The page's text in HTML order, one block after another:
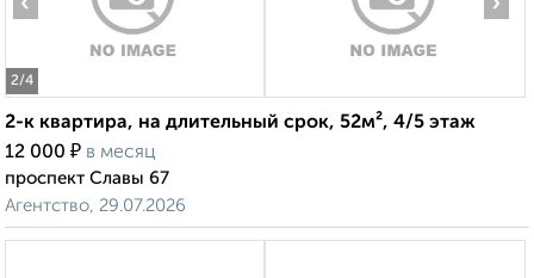
2/4
2-к квартира, на длительный срок, 52м², 4/5 этаж
12 000 ₽ в месяц
проспект Славы 67
Агентство, 29.07.2026